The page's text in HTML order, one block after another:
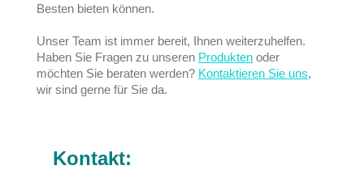
Besten bieten können.
Unser Team ist immer bereit, Ihnen weiterzuhelfen.
Haben Sie Fragen zu unseren Produkten oder
möchten Sie beraten werden? Kontaktieren Sie uns,
wir sind gerne für Sie da.
Kontakt: